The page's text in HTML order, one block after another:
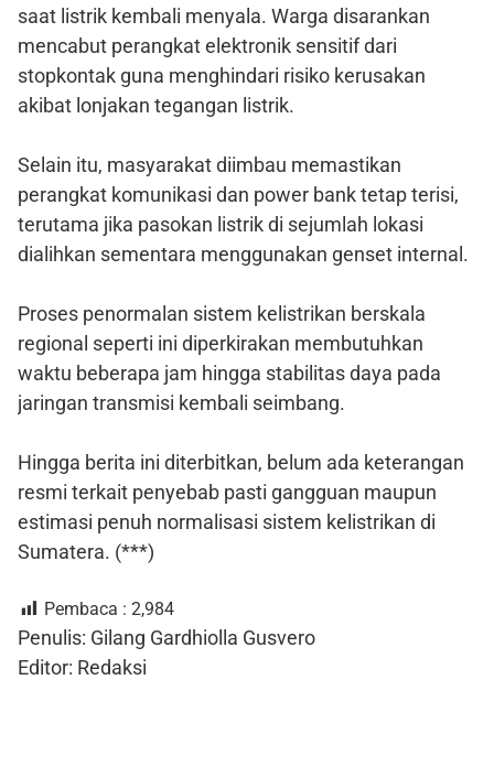
saat listrik kembali menyala. Warga disarankan
mencabut perangkat elektronik sensitif dari
stopkontak guna menghindari risiko kerusakan
akibat lonjakan tegangan listrik.
Selain itu, masyarakat diimbau memastikan
perangkat komunikasi dan power bank tetap terisi,
terutama jika pasokan listrik di sejumlah lokasi
dialihkan sementara menggunakan genset internal.
Proses penormalan sistem kelistrikan berskala
regional seperti ini diperkirakan membutuhkan
waktu beberapa jam hingga stabilitas daya pada
jaringan transmisi kembali seimbang.
Hingga berita ini diterbitkan, belum ada keterangan
resmi terkait penyebab pasti gangguan maupun
estimasi penuh normalisasi sistem kelistrikan di
Sumatera. (***)
Pembaca : 2,984
Penulis: Gilang Gardhiolla Gusvero
Editor: Redaksi